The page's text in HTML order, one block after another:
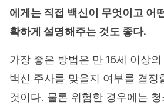
에게는 직접 백신이 무엇이고 어
확하게 설명해주는 것도 좋다.
가장 좋은 방법은 만 16세 이상
백신 주사를 맞을지 여부를 결정
것이다. 물론 위험한 경우에는